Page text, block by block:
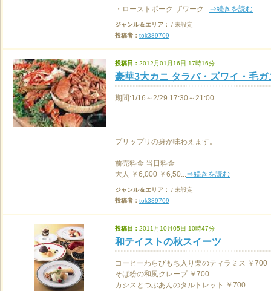
・ローストポーク ザワーク...⇒続きを読む
ジャンル＆エリア：
/ 未設定
投稿者： tok389709
投稿日： 2012月01月16日 17時16分
豪華3大カニ タラバ・ズワイ・毛
期間:1/16～2/29 17:30～21:00
プリップリの身が味わえます。
前売料金 当日料金
大人 ￥6,000 ￥6,50...⇒続きを読む
ジャンル＆エリア：
/ 未設定
投稿者： tok389709
投稿日： 2011月10月05日 10時47分
和テイストの秋スイーツ
コーヒーわらびもち入り栗のティラミス ￥700
そば粉の和風クレープ ￥700
カシスとつぶあんのタルトレット ￥700